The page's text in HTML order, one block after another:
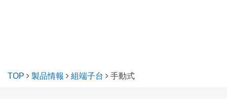
TOP 製品情報 組端子台 手動式